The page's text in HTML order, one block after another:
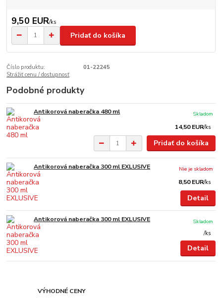
9,50 EUR/ks
Pridať do košíka
Číslo produktu:
01-22245
Strážiť cenu / dostupnosť
Podobné produkty
Antikorová naberačka 480 ml
14,50 EUR/ks
Skladom
Pridať do košíka
Antikorová naberačka 300 ml EXLUSIVE
8,50 EUR/ks
Nie je skladom
Detail
Antikorová naberačka 300 ml EXLUSIVE
/ks
Skladom
Detail
VÝHODNÉ CENY